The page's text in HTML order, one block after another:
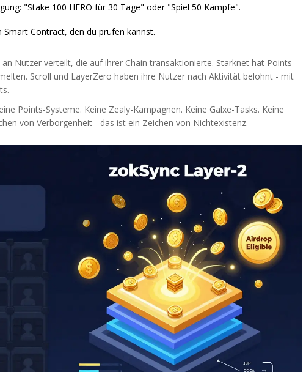
"Stake 100 HERO für 30 Tage" oder "Spiel 50 Kämpfe".
Contract, den du prüfen kannst.
Nutzer verteilt, die auf ihrer Chain transaktionierte. Starknet hat Points
Scroll und LayerZero haben ihre Nutzer nach Aktivität belohnt - mit
Points-Systeme. Keine Zealy-Kampagnen. Keine Galxe-Tasks. Keine
von Verborgenheit - das ist ein Zeichen von Nichtexistenz.